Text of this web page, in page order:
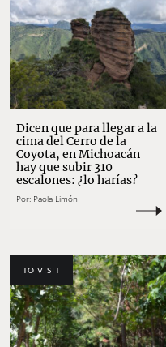
Dicen que para llegar a la
cima del Cerro de la
Coyota, en Michoacán
hay que subir 310
escalones: ¿lo harías?
Por: Paola Limón
TO VISIT